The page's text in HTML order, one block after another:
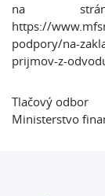
na
https://
podpory/na-
prijmov-z-
Tlačový odbor
Ministerstvo